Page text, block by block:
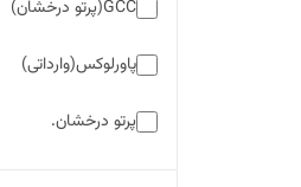
GCC(پرتو درخشان)
پاورلوکس(وارداتی)
پرتو درخشان.